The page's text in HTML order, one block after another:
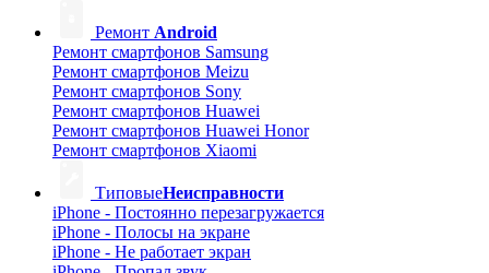
Ремонт Android
Ремонт смартфонов Samsung
Ремонт смартфонов Meizu
Ремонт смартфонов Sony
Ремонт смартфонов Huawei
Ремонт смартфонов Huawei Honor
Ремонт смартфонов Xiaomi
ТиповыеНеисправности
iPhone - Постоянно перезагружается
iPhone - Полосы на экране
iPhone - Не работает экран